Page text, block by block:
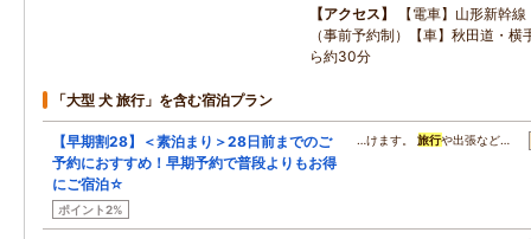
アクセス
【電車】山形新幹
（事前予約制）【車】秋田道・横
ら約30分
「大型 犬 旅行」を含む宿泊プラン
【早期割28】＜素泊まり＞28日前までのご
予約におすすめ！早期予約で普段よりもお得
にご宿泊☆
ポイント2%
…けます。旅行や出張など…